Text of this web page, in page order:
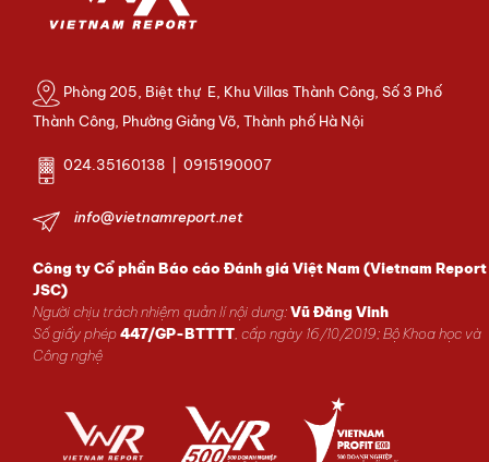
Phòng 205, Biệt thự E, Khu Villas Thành Công, Số 3 Phố
Thành Công, Phường Giảng Võ, Thành phố Hà Nội
024.35160138 | 0915190007
info@vietnamreport.net
Công ty Cổ phần Báo cáo Đánh giá Việt Nam (Vietnam Report
JSC)
Người chịu trách nhiệm quản lí nội dung:Vũ Đăng Vinh
Số giấy phép447/GP-BTTTT, cấp ngày 16/10/2019; Bộ Khoa học và
Công nghệ